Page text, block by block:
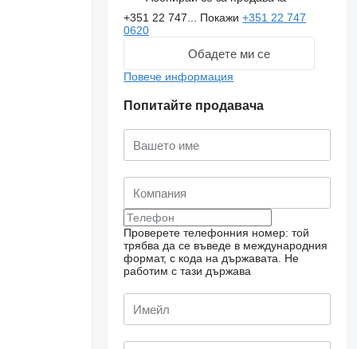
+351 22 747... Покажи+351 22 747
0620
Обадете ми се
Повече информация
Попитайте продавача
Проверете телефонния номер: той
трябва да се въведе в международния
формат, с кода на държавата.
Не
работим с тази държава